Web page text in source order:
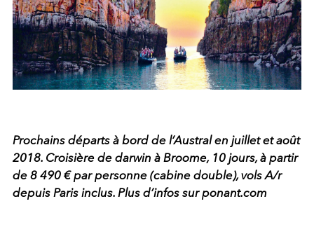
Prochains départs à bord de l’Austral en juillet et août
2018. Croisière de darwin à Broome, 10 jours, à partir
de 8 490 € par personne (cabine double), vols A/r
depuis Paris inclus. Plus d’infos sur ponant.com